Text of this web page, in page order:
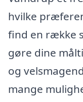
hvilke
find en række
gøre dine
og
mange